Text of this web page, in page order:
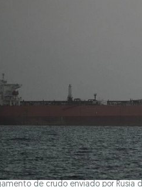
de crudo enviado por